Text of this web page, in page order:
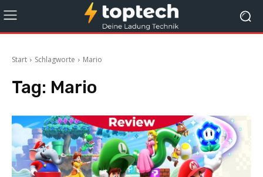
Start Schlagworte Mario
Tag: Mario